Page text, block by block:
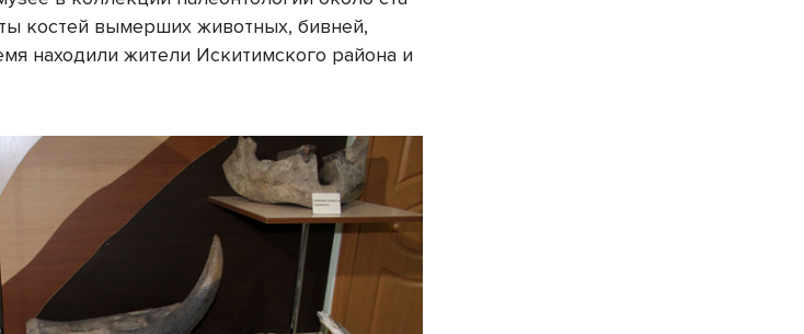
костей вымерших животных, бивней,
находили жители Искитимского района и